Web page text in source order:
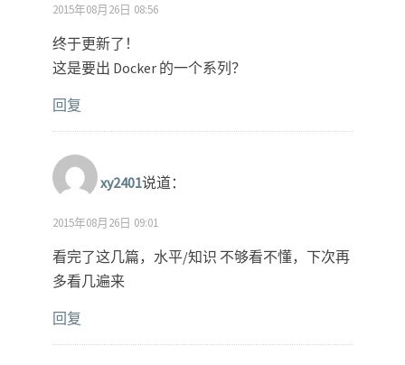
2015年08月26日 08:56
终于更新了！
这是要出 Docker 的一个系列？
回复
xy2401说道：
2015年08月26日 09:01
看完了这几篇，水平/知识 不够看不懂，下次再
多看几遍来
回复